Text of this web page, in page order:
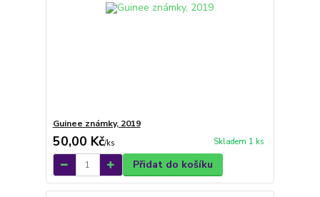
Guinee známky, 2019
50,00 Kč/ks Skladem 1 ks
Přidat do košíku